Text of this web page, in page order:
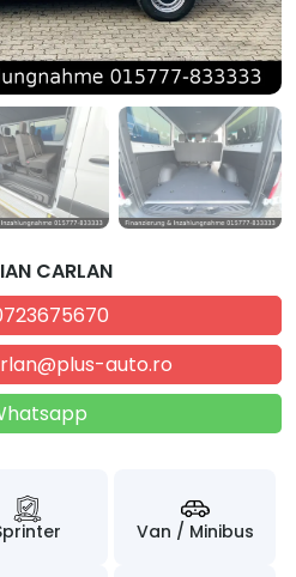
CARLAN
auto.ro
Van / Minibus